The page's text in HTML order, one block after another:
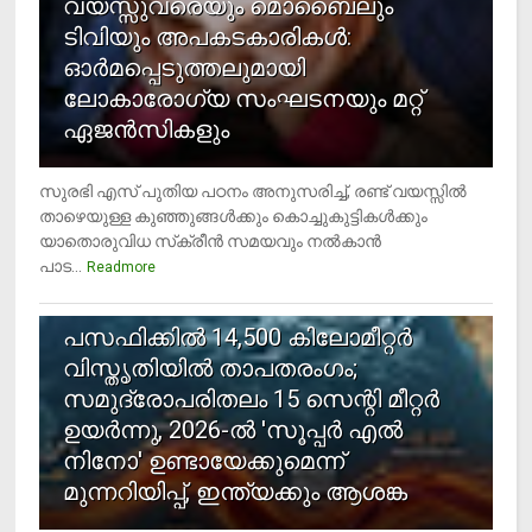
വയസ്സുവരെയും മൊബൈലും
ടിവിയും അപകടകാരികള്‍:
ഓര്‍മപ്പെടുത്തലുമായി
ലോകാരോഗ്യ സംഘടനയും മറ്റ്
ഏജന്‍സികളും
സുരഭി എസ് പുതിയ പഠനം അനുസരിച്ച്, രണ്ട് വയസ്സില്‍
താഴെയുള്ള കുഞ്ഞുങ്ങള്‍ക്കും കൊച്ചുകുട്ടികള്‍ക്കും
യാതൊരുവിധ സ്‌ക്രീന്‍ സമയവും നല്‍കാന്‍
പാട... Readmore
പസഫിക്കില്‍ 14,500 കിലോമീറ്റര്‍
വിസ്തൃതിയില്‍ താപതരംഗം;
സമുദ്രോപരിതലം 15 സെന്റി മീറ്റര്‍
ഉയര്‍ന്നു, 2026-ല്‍ 'സൂപ്പര്‍ എല്‍
നിനോ' ഉണ്ടായേക്കുമെന്ന്
മുന്നറിയിപ്പ്, ഇന്ത്യക്കും ആശങ്ക